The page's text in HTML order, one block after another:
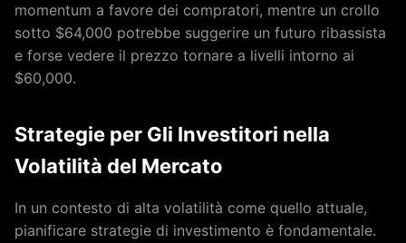
momentum a favore dei compratori, mentre un crollo
sotto $64,000 potrebbe suggerire un futuro ribassista
e forse vedere il prezzo tornare a livelli intorno ai
$60,000.
Strategie per Gli Investitori nella
Volatilità del Mercato
In un contesto di alta volatilità come quello attuale,
pianificare strategie di investimento è fondamentale.